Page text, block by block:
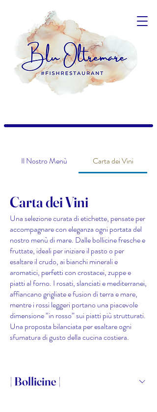
Il Nostro Menù Carta dei Vini
Carta dei Vini
Una selezione curata di etichette, pensate per
accompagnare con eleganza ogni portata del
nostro menù di mare. Dalle bollicine fresche e
fruttate, ideali per iniziare il pasto o per
esaltare il crudo, ai bianchi minerali e
aromatici, perfetti con crostacei, zuppe e
piatti al forno. I rosati, slanciati e mediterranei,
affiancano grigliate e fusion di terra e mare,
mentre i rossi leggeri portano una piacevole
dimensione “in rosso” sui piatti più strutturati.
Una proposta bilanciata per esaltare ogni
sfumatura di gusto della cucina costiera.
| Bollicine |